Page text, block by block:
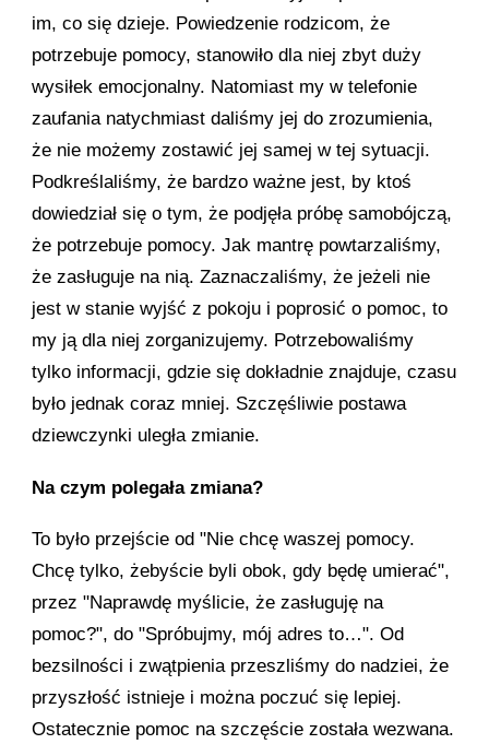
im, co się dzieje. Powiedzenie rodzicom, że
potrzebuje pomocy, stanowiło dla niej zbyt duży
wysiłek emocjonalny. Natomiast my w telefonie
zaufania natychmiast daliśmy jej do zrozumienia,
że nie możemy zostawić jej samej w tej sytuacji.
Podkreślaliśmy, że bardzo ważne jest, by ktoś
dowiedział się o tym, że podjęła próbę samobójczą,
że potrzebuje pomocy. Jak mantrę powtarzaliśmy,
że zasługuje na nią. Zaznaczaliśmy, że jeżeli nie
jest w stanie wyjść z pokoju i poprosić o pomoc, to
my ją dla niej zorganizujemy. Potrzebowaliśmy
tylko informacji, gdzie się dokładnie znajduje, czasu
było jednak coraz mniej. Szczęśliwie postawa
dziewczynki uległa zmianie.
Na czym polegała zmiana?
To było przejście od "Nie chcę waszej pomocy.
Chcę tylko, żebyście byli obok, gdy będę umierać",
przez "Naprawdę myślicie, że zasługuję na
pomoc?", do "Spróbujmy, mój adres to…". Od
bezsilności i zwątpienia przeszliśmy do nadziei, że
przyszłość istnieje i można poczuć się lepiej.
Ostatecznie pomoc na szczęście została wezwana.